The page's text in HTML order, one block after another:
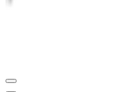
Navigationsmenü